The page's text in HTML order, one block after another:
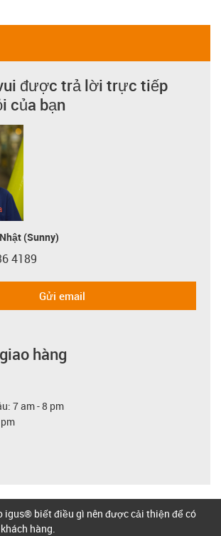
được trả lời trực tiếp
của bạn
(Sunny)
4189
Gửi email
hàng
7 am - 8 pm
igus® biết điều gì nên được cải thiện để có
hàng.